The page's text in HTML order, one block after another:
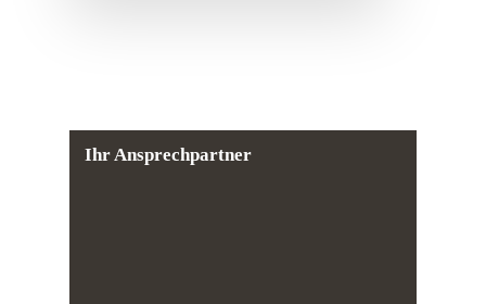
Ihr Ansprechpartner